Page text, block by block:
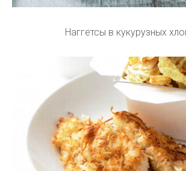
Наггетсы в кукурузных